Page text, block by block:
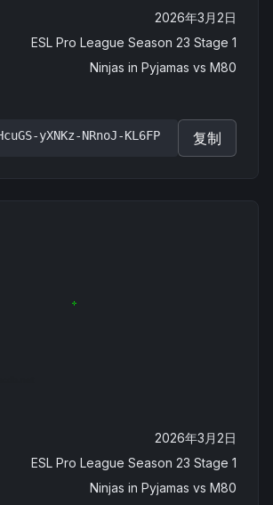
2026年3月2日
ESL Pro League Season 23 Stage 1
Ninjas in Pyjamas vs M80
yXNKz-NRnoJ-KL6FP 复制
2026年3月2日
ESL Pro League Season 23 Stage 1
Ninjas in Pyjamas vs M80